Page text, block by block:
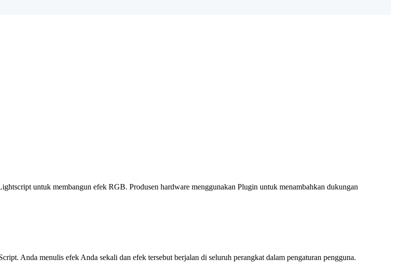
untuk membangun efek RGB. Produsen hardware menggunakan Plugin untuk menambahkan dukungan
Anda menulis efek Anda sekali dan efek tersebut berjalan di seluruh perangkat dalam pengaturan pengguna.